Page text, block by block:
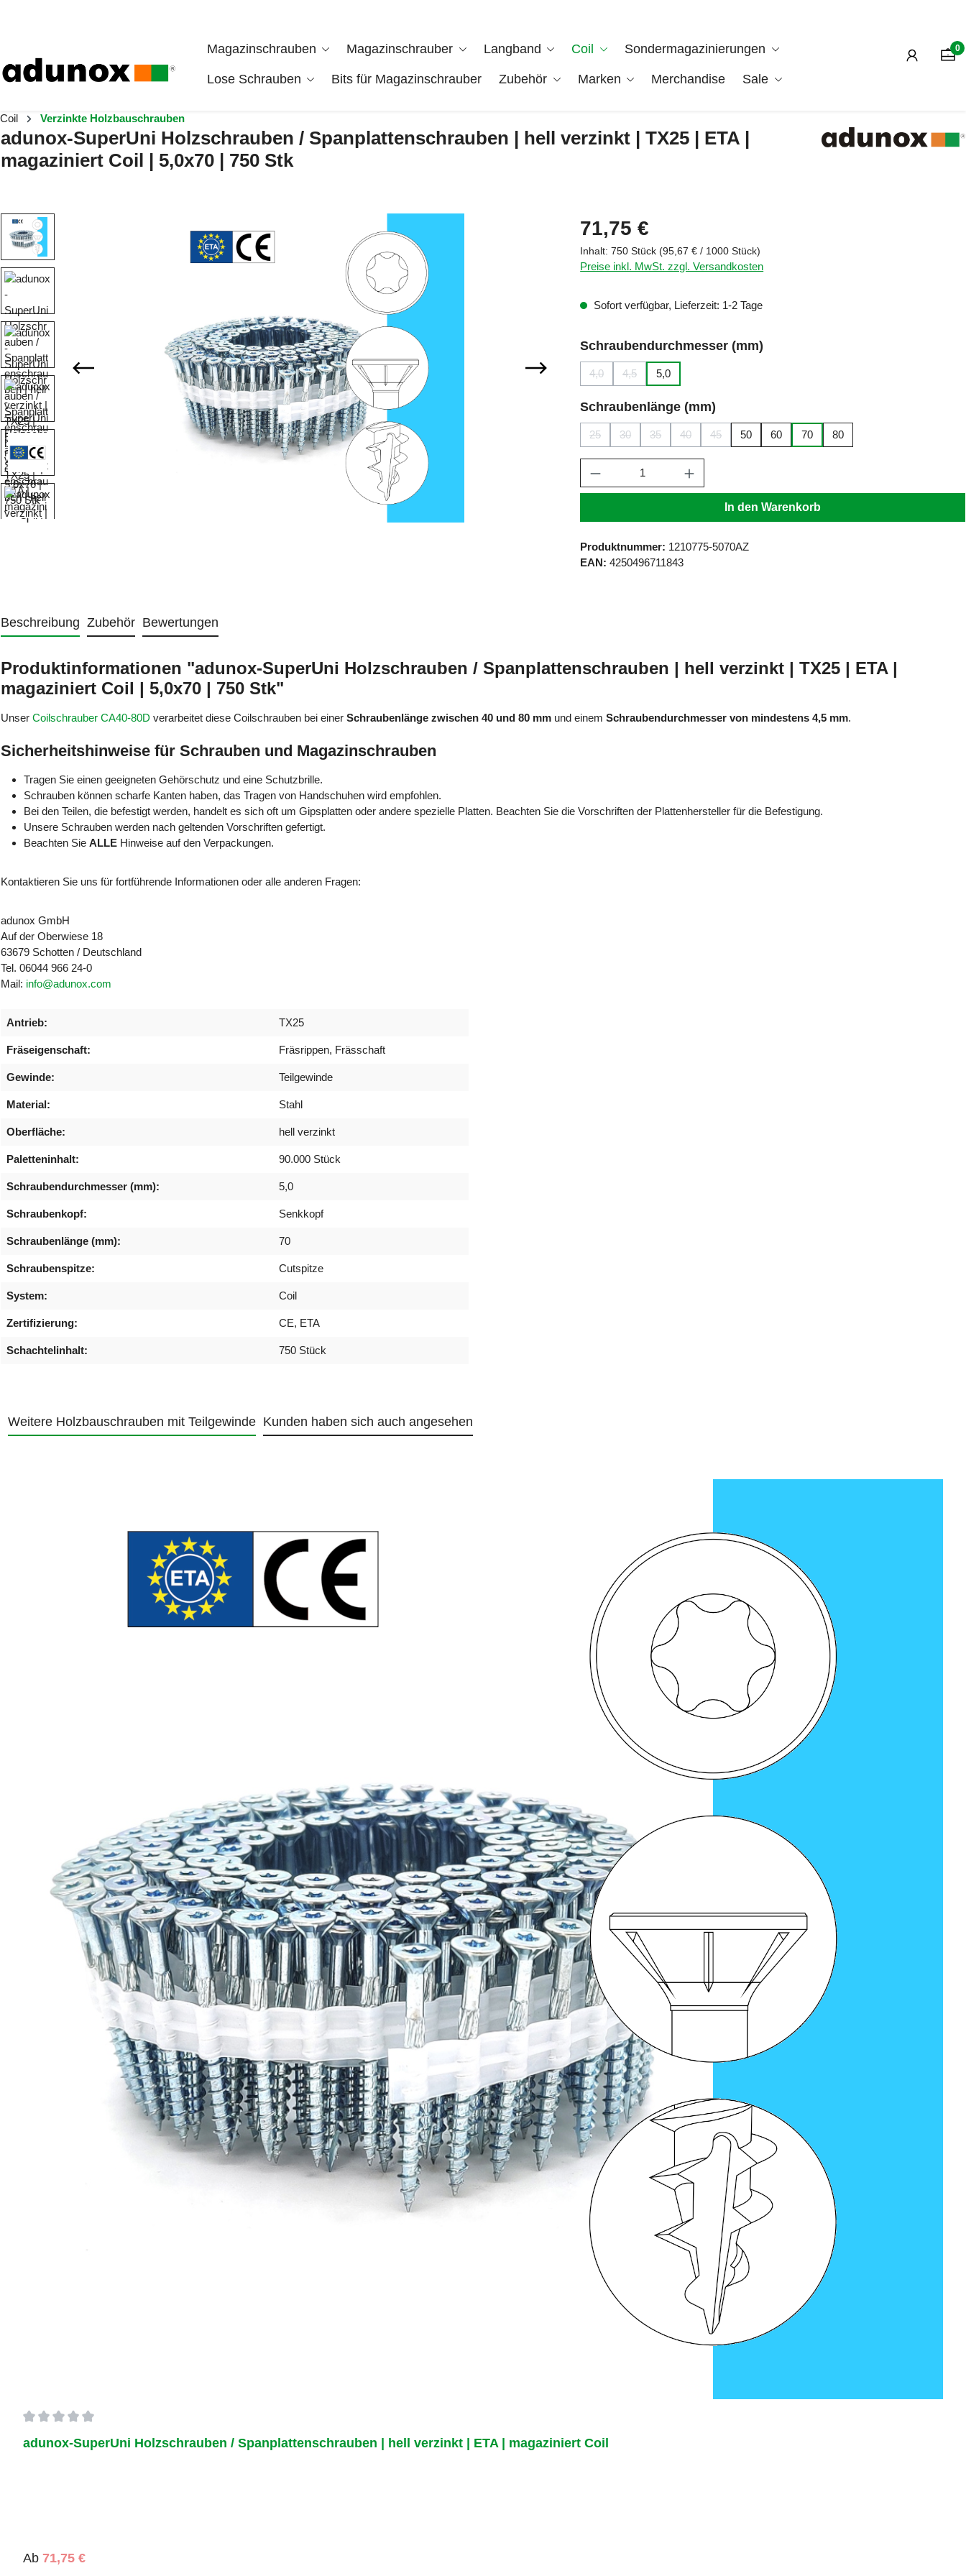
Magazinschrauben Magazinschrauber Langband Coil Sondermagazinierungen
Lose Schrauben Bits für Magazinschrauber Zubehör Marken Merchandise Sale
0
Coil Verzinkte Holzbauschrauben
adunox-SuperUni Holzschrauben / Spanplattenschrauben | hell verzinkt | TX25 | ETA |
magaziniert Coil | 5,0x70 | 750 Stk
Bildergalerie überspringen Regulärer Preis:
71,75 €
Inhalt:750 Stück(95,67 € / 1000 Stück)
Preise inkl. MwSt. zzgl. Versandkosten
Sofort verfügbar, Lieferzeit: 1-2 Tage
Schraubendurchmesser (mm)
4,0
(Diese Option ist zurzeit nicht verfügbar.)
4,5
(Diese Option ist zurzeit nicht verfügbar.)
5,0
Schraubenlänge (mm)
25 30 35 40 45 50 60 70 80
Produkt Anzahl: Gib den gewünschten Wert ein
In den Warenkorb
Produktnummer: 1210775-5070AZ
EAN: 4250496711843
Beschreibung Zubehör Bewertungen
Produktinformationen "adunox-SuperUni Holzschrauben / Spanplattenschrauben | hell verzinkt | TX25 | ETA |
magaziniert Coil | 5,0x70 | 750 Stk"
Unser Coilschrauber CA40-80D verarbeitet diese Coilschrauben bei einer Schraubenlänge zwischen 40 und 80 mm und einem Schraubendurchmesser von mindestens 4,5 mm.
Sicherheitshinweise für Schrauben und Magazinschrauben
Tragen Sie einen geeigneten Gehörschutz und eine Schutzbrille.
Schrauben können scharfe Kanten haben, das Tragen von Handschuhen wird empfohlen.
Bei den Teilen, die befestigt werden, handelt es sich oft um Gipsplatten oder andere spezielle Platten. Beachten Sie die Vorschriften der Plattenhersteller für die Befestigung.
Unsere Schrauben werden nach geltenden Vorschriften gefertigt.
Beachten Sie ALLE Hinweise auf den Verpackungen.
Kontaktieren Sie uns für fortführende Informationen oder alle anderen Fragen:
adunox GmbH
Auf der Oberwiese 18
63679 Schotten / Deutschland
Tel. 06044 966 24-0
Mail: info@adunox.com
Antrieb: TX25
Fräseigenschaft: Fräsrippen, Frässchaft
Gewinde: Teilgewinde
Material: Stahl
Oberfläche: hell verzinkt
Paletteninhalt: 90.000 Stück
Schraubendurchmesser (mm): 5,0
Schraubenkopf: Senkkopf
Schraubenlänge (mm): 70
Schraubenspitze: Cutspitze
System: Coil
Zertifizierung: CE, ETA
Schachtelinhalt: 750 Stück
Weitere Holzbauschrauben mit Teilgewinde Kunden haben sich auch angesehen
adunox-SuperUni Holzschrauben / Spanplattenschrauben | hell verzinkt | ETA | magaziniert Coil
Regulärer Preis:
Ab 71,75 €